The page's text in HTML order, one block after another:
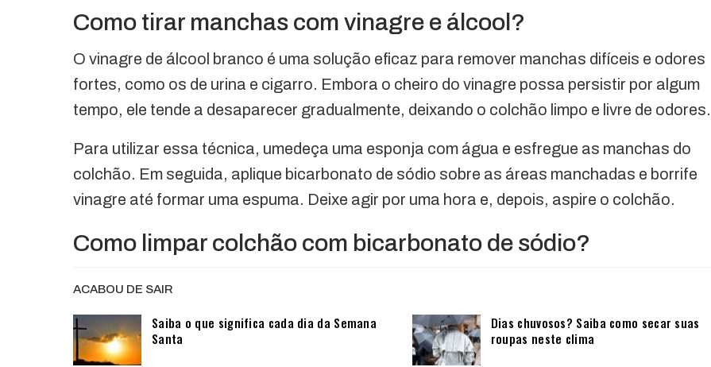
Como tirar manchas com vinagre e álcool?
O vinagre de álcool branco é uma solução eficaz para remover manchas difíceis e odores
fortes, como os de urina e cigarro. Embora o cheiro do vinagre possa persistir por algum
tempo, ele tende a desaparecer gradualmente, deixando o colchão limpo e livre de odores.
Para utilizar essa técnica, umedeça uma esponja com água e esfregue as manchas do
colchão. Em seguida, aplique bicarbonato de sódio sobre as áreas manchadas e borrife
vinagre até formar uma espuma. Deixe agir por uma hora e, depois, aspire o colchão.
Como limpar colchão com bicarbonato de sódio?
ACABOU DE SAIR
Saiba o que significa cada dia da Semana
Santa
Dias chuvosos? Saiba como secar suas
roupas neste clima